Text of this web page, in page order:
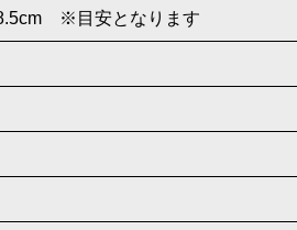
※目安となります